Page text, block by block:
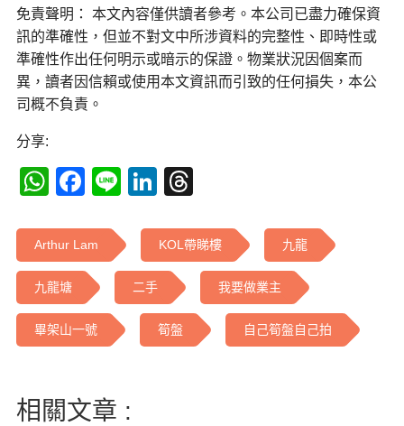
免責聲明： 本文內容僅供讀者參考。本公司已盡力確保資
訊的準確性，但並不對文中所涉資料的完整性、即時性或
準確性作出任何明示或暗示的保證。物業狀況因個案而
異，讀者因信賴或使用本文資訊而引致的任何損失，本公
司概不負責。
分享:
WhatsApp
Facebook
LineLinkedIn
Arthur Lam KOL帶睇樓 九龍
九龍塘 二手 我要做業主
畢架山一號 筍盤 自己筍盤自己拍
相關文章 :